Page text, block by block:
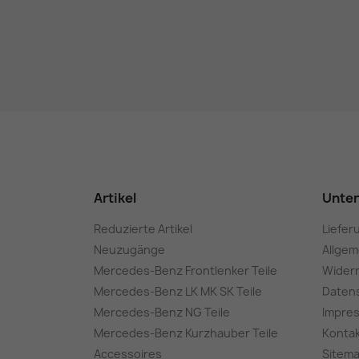
Artikel
Reduzierte Artikel
Neuzugänge
Mercedes-Benz Frontlenker Teile
Mercedes-Benz LK MK SK Teile
Mercedes-Benz NG Teile
Mercedes-Benz Kurzhauber Teile
Accessoires